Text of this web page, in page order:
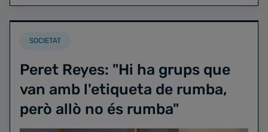
SOCIETAT
Peret Reyes: "Hi ha grups que
van amb l'etiqueta de rumba,
però allò no és rumba"